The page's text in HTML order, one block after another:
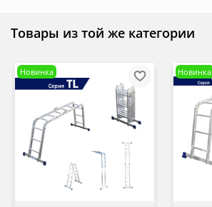
Товары из той же категории
Новинка Новинка